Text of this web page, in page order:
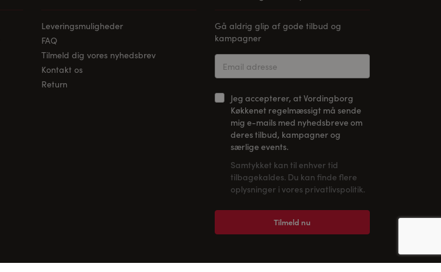
Leveringsmuligheder
FAQ
Tilmeld dig vores nyhedsbrev
Kontakt os
Return
Gå aldrig glip af gode tilbud og
kampagner
Jeg accepterer, at Vordingborg
Køkkenet regelmæssigt må sende
mig e-mails med nyhedsbreve om
deres tilbud, kampagner og
særlige events.
Samtykket kan til enhver tid
tilbagekaldes. Du kan finde flere
oplysninger i vores privatlivspolitik.
Tilmeld nu